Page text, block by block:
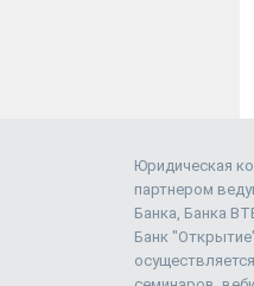
Юридическая
партнером
Банка, Банка
Банк